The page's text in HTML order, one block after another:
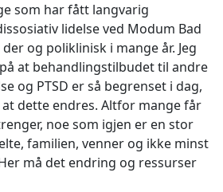
som har fått langvarig
lidelse ved Modum Bad
og poliklinisk i mange år. Jeg
at behandlingstilbudet til andre
og PTSD er så begrenset i dag,
dette endres. Altfor mange får
noe som igjen er en stor
familien, venner og ikke minst
må det endring og ressurser